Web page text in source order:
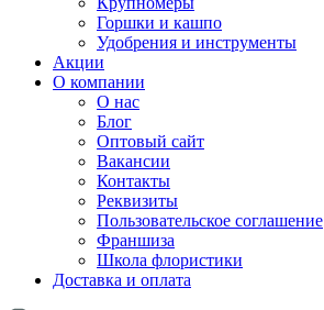
Горшки и кашпо
Удобрения и инструменты
Акции
О компании
О нас
Блог
Оптовый сайт
Вакансии
Контакты
Реквизиты
Пользовательское соглашение
Франшиза
Школа флористики
Доставка и оплата